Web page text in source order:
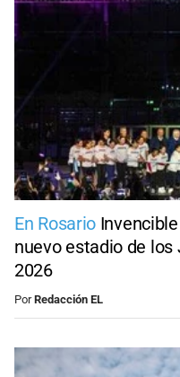
En Rosario
nuevo estadio de
2026
PorRedacción EL